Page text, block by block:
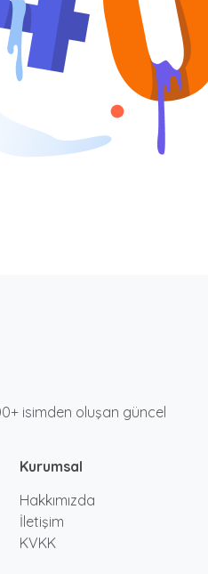
isimden oluşan güncel
Kurumsal
Hakkımızda
İletişim
KVKK